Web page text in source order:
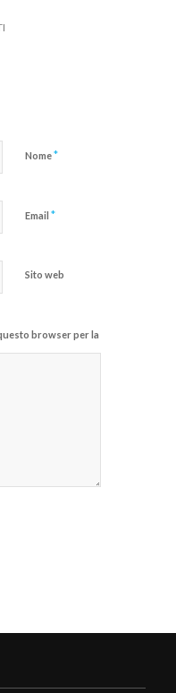
Nome*
Email *
Sito web
browser per la